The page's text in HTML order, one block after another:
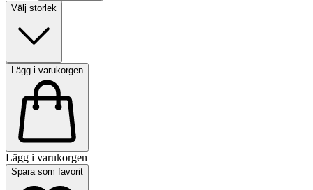
Välj storlek
Lägg i varukorgen
Lägg i varukorgen
Spara som favorit